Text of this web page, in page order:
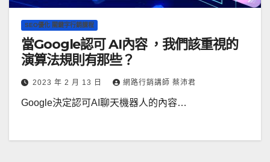
SEO優化 關鍵字行銷課程
當Google認可 AI內容 ，我們該重視的
演算法規則有那些？
2023 年 2 月 13 日 網路行銷講師 蔡沛君
Google決定認可AI聊天機器人的內容…